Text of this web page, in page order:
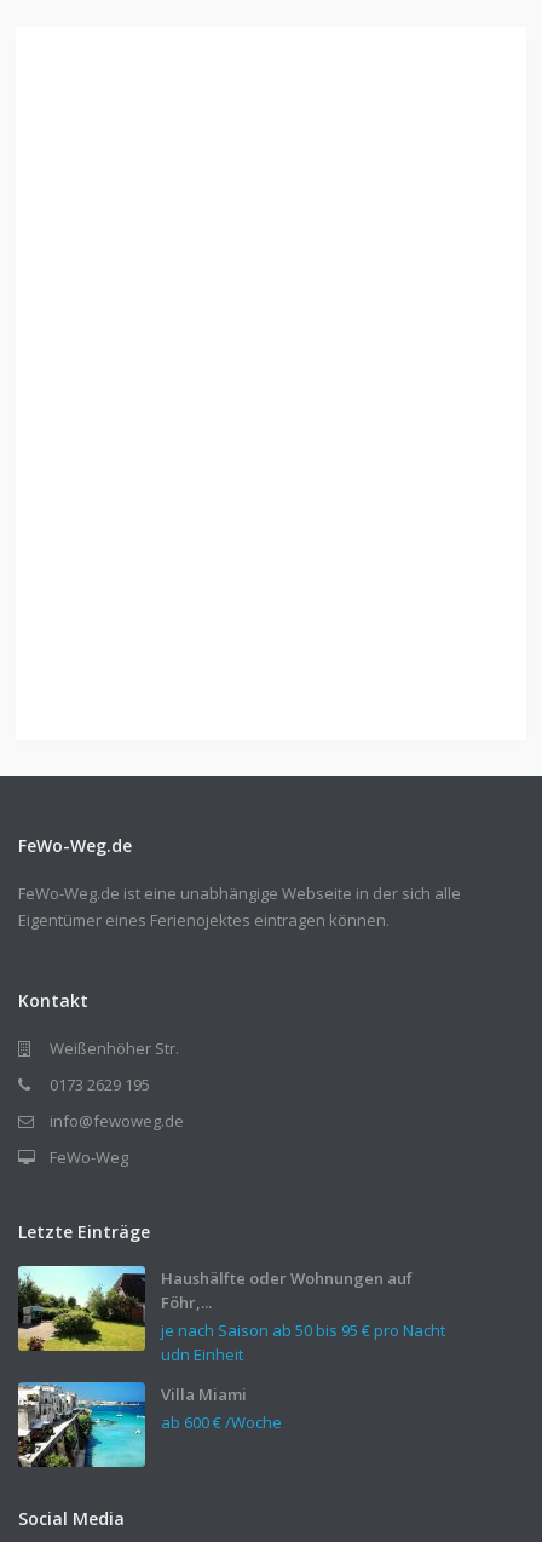
FeWo-Weg.de
FeWo-Weg.de ist eine unabhängige Webseite in der sich alle
Eigentümer eines Ferienojektes eintragen können.
Kontakt
Weißenhöher Str.
0173 2629 195
info@fewoweg.de
FeWo-Weg
Letzte Einträge
Haushälfte oder Wohnungen auf
Föhr,...
je nach Saison ab 50 bis 95 € pro Nacht
udn Einheit
Villa Miami
ab 600 €/Woche
Social Media